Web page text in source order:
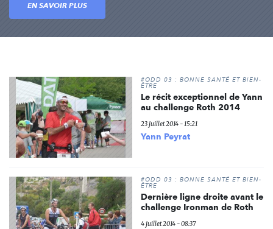
EN SAVOIR PLUS
#ODD 03 : BONNE SANTÉ ET BIEN-
ÊTRE
Le récit exceptionnel de Yann
au challenge Roth 2014
23 juillet 2014 - 15:21
Yann Peyrat
#ODD 03 : BONNE SANTÉ ET BIEN-
ÊTRE
Dernière ligne droite avant le
challenge Ironman de Roth
4 juillet 2014 - 08:37